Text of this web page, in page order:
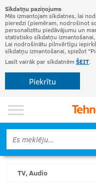
Sīkdatņu paziņojums
Mēs izmantojam sīkdatnes, lai
pieredzi (piemēram, nodrošinot
personalizētu piedāvājumu un
statistisko sīkdatņu
Lai nodrošinātu pilnvērtīgu
sīkdatņu izmantošanai, spiežot
Lasīt vairāk par sīkdatnēm ŠEIT.
Piekrītu
TV, Audio